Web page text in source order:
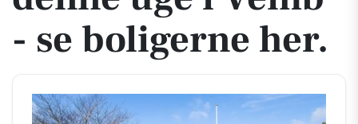
- se boligerne her.